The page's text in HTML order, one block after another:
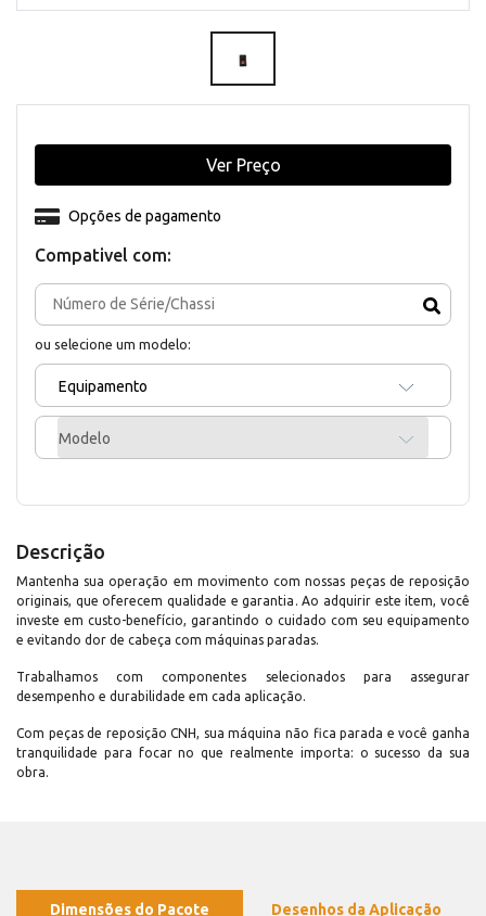
Compativel com:
ou selecione um modelo:
Equipamento
Modelo
Opções de pagamento
Ver Preço
Descrição
Mantenha sua operação em movimento com nossas peças de reposição
originais, que oferecem qualidade e garantia. Ao adquirir este item, você
investe em custo-benefício, garantindo o cuidado com seu equipamento
e evitando dor de cabeça com máquinas paradas.
Trabalhamos com componentes selecionados para assegurar
desempenho e durabilidade em cada aplicação.
Com peças de reposição CNH, sua máquina não fica parada e você ganha
tranquilidade para focar no que realmente importa: o sucesso da sua
obra.
Dimensões do Pacote Desenhos da Aplicação